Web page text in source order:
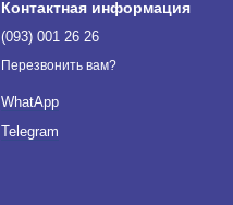
Контактная информация
(093) 001 26 26
Перезвонить вам?
WhatApp
Telegram